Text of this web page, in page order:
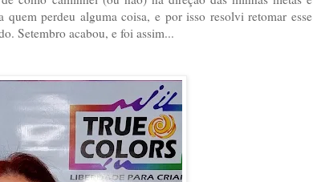
perdeu alguma coisa, e por isso resolvi retomar esse
Setembro acabou, e foi assim...